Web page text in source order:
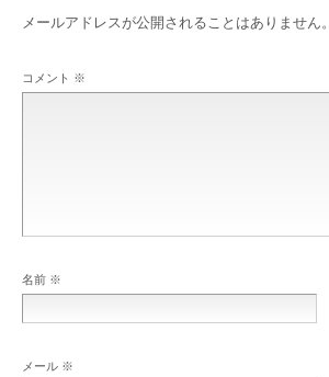
メールアドレスが公開されることはありません。
コメント ※
名前 ※
メール ※